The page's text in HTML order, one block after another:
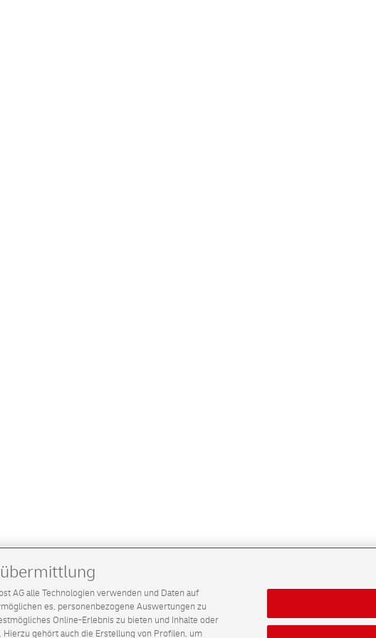
AG alle Technologien verwenden und Daten auf
es, personenbezogene Auswertungen zu
Online-Erlebnis zu bieten und Inhalte oder
gehört auch die Erstellung von Profilen, um